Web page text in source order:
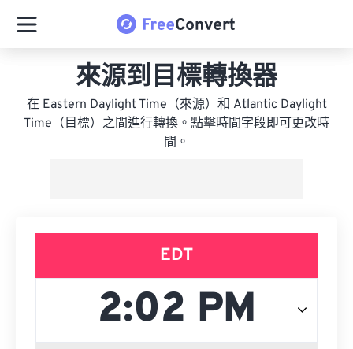
來源到目標轉換器
在 Eastern Daylight Time（來源）和 Atlantic Daylight
Time（目標）之間進行轉換。點擊時間字段即可更改時
間。
EDT